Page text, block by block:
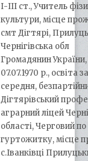
І-ІІІ ст., Учитель
культури, місце
смт Дігтярі,
Чернігівська обл
Громадянин
07.07.1970 р., освіта
середня,
Дігтярівський
аграрний ліцей
області, Черговий по
гуртожитку, місце
с.Іванківці